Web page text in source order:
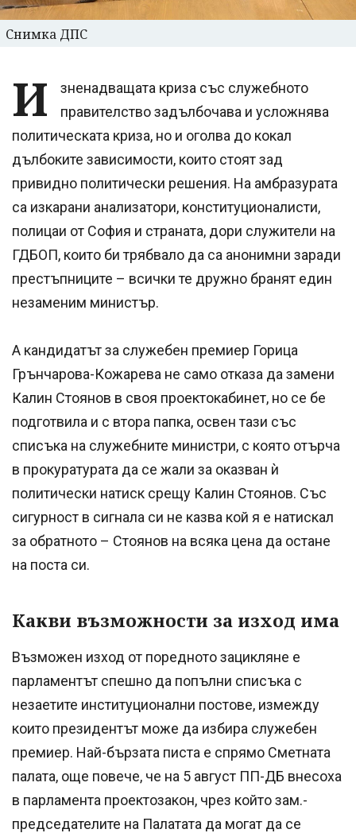
Снимка ДПС
И
зненадващата криза със служебното
правителство задълбочава и усложнява
политическата криза, но и оголва до кокал
дълбоките зависимости, които стоят зад
привидно политически решения. На амбразурата
са изкарани анализатори, конституционалисти,
полицаи от София и страната, дори служители на
ГДБОП, които би трябвало да са анонимни заради
престъпниците – всички те дружно бранят един
незаменим министър.
А кандидатът за служебен премиер Горица
Грънчарова-Кожарева не само отказа да замени
Калин Стоянов в своя проектокабинет, но се бе
подготвила и с втора папка, освен тази със
списъка на служебните министри, с която отърча
в прокуратурата да се жали за оказван ѝ
политически натиск срещу Калин Стоянов. Със
сигурност в сигнала си не казва кой я е натискал
за обратното – Стоянов на всяка цена да остане
на поста си.
Какви възможности за изход има
Възможен изход от поредното зацикляне е
парламентът спешно да попълни списъка с
незаетите институционални постове, измежду
които президентът може да избира служебен
премиер. Най-бързата писта е спрямо Сметната
палата, още повече, че на 5 август ПП-ДБ внесоха
в парламента проектозакон, чрез който зам.-
председателите на Палатата да могат да се